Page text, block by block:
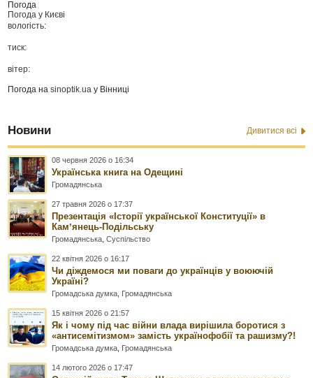
Погода
Погода у Києві
вологість:
тиск:
вітер:
Погода наsinoptik.ua у Вінниці
Новини Дивитися всі
08 червня 2026 о 16:34
Українська книга на Одещині
Громадянська
27 травня 2026 о 17:37
Презентація «Історії української Конституції» в
Камʼянець-Подільську
Громадянська ,Суспільство
22 квітня 2026 о 16:17
Чи діждемося ми поваги до українців у воюючій
Україні?
Громадська думка Громадянська
15 квітня 2026 о 21:57
Як і чому під час війни влада вирішила боротися з
«антисемітизмом» замість українофобії та рашизму?!
Громадська думка Громадянська
14 лютого 2026 о 17:47